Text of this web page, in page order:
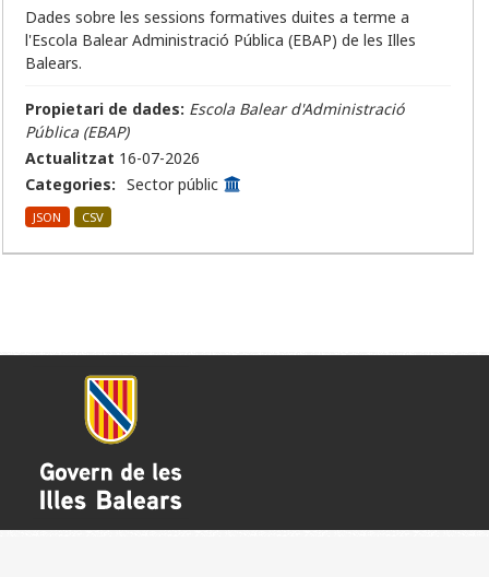
Dades sobre les sessions formatives duites a terme a
l'Escola Balear Administració Pública (EBAP) de les Illes
Balears.
Propietari de dades: Escola Balear d'Administració
Pública (EBAP)
Actualitzat 16-07-2026
Categories: Sector públic
JSON CSV